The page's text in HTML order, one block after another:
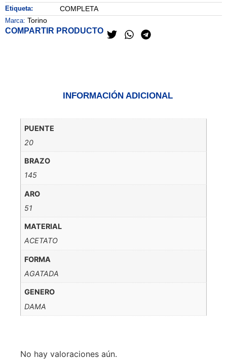
Etiqueta: COMPLETA
Marca: Torino
COMPARTIR PRODUCTO
INFORMACIÓN ADICIONAL
PUENTE
20
BRAZO
145
ARO
51
MATERIAL
ACETATO
FORMA
AGATADA
GENERO
DAMA
No hay valoraciones aún.